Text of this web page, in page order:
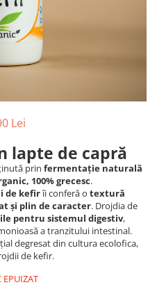
Lei
lapte de capră
prin fermentație naturală
100% grecesc.
de kefirîi conferă o textură
și plin de caracter. Drojdia de
pentru sistemul digestiv,
a tranzitului intestinal.
degresat din cultura ecolofica,
de kefir.
EPUIZAT